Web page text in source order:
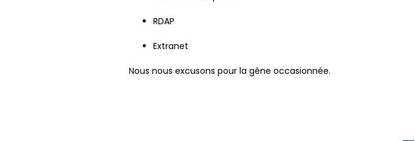
RDAP
Extranet
Nous nous excusons pour la gêne occasionnée.